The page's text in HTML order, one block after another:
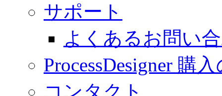
サポート
よくあるお問い
ProcessDesigner 購
コンタクト